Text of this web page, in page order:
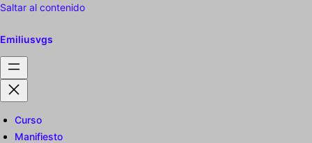
Saltar al contenido
Emiliusvgs
Curso
Manifiesto